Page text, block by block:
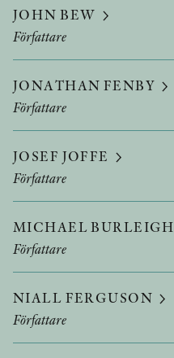
JOHN BEW
Författare
JONATHAN FENBY
Författare
JOSEF JOFFE
Författare
MICHAEL BURLEIGH
Författare
NIALL FERGUSON
Författare